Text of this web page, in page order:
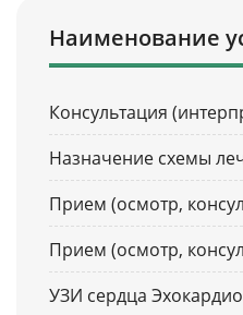
Наименование
Консультация
Назначение схемы
Прием (осмотр,
Прием (осмотр,
УЗИ сердца